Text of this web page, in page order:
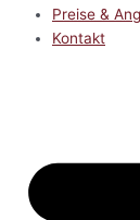
Preise &
Kontakt